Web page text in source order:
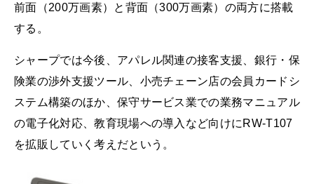
前面（200万画素）と背面（300万画素）の両方に搭載
する。
シャープでは今後、アパレル関連の接客支援、銀行・保
険業の渉外支援ツール、小売チェーン店の会員カードシ
ステム構築のほか、保守サービス業での業務マニュアル
の電子化対応、教育現場への導入など向けにRW-T107
を拡販していく考えだという。